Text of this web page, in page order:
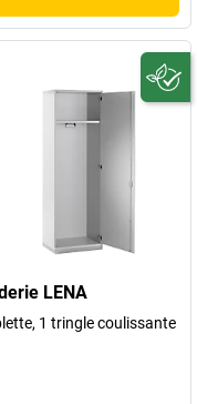
LENA
1 tringle coulissante